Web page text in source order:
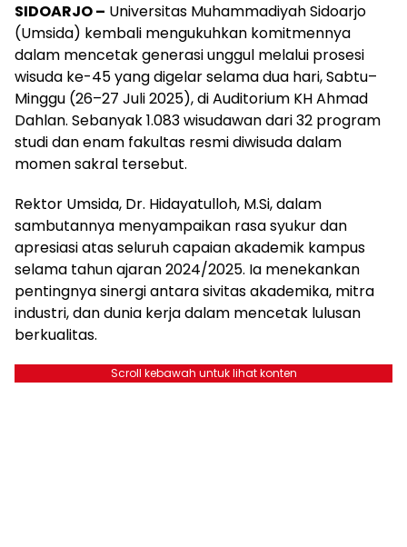
SIDOARJO – Universitas Muhammadiyah Sidoarjo
(Umsida) kembali mengukuhkan komitmennya
dalam mencetak generasi unggul melalui prosesi
wisuda ke-45 yang digelar selama dua hari, Sabtu–
Minggu (26–27 Juli 2025), di Auditorium KH Ahmad
Dahlan. Sebanyak 1.083 wisudawan dari 32 program
studi dan enam fakultas resmi diwisuda dalam
momen sakral tersebut.
Rektor Umsida, Dr. Hidayatulloh, M.Si, dalam
sambutannya menyampaikan rasa syukur dan
apresiasi atas seluruh capaian akademik kampus
selama tahun ajaran 2024/2025. Ia menekankan
pentingnya sinergi antara sivitas akademika, mitra
industri, dan dunia kerja dalam mencetak lulusan
berkualitas.
Scroll kebawah untuk lihat konten